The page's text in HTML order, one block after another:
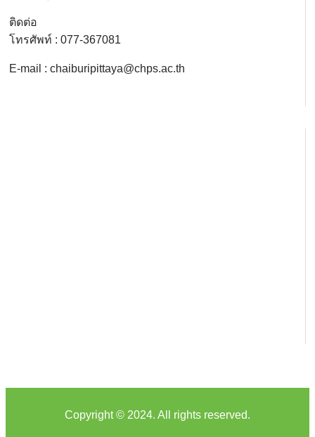
ติดต่อ
โทรศัพท์ : 077-367081
E-mail : chaiburipittaya@chps.ac.th
Copyright © 2024. All rights reserved.